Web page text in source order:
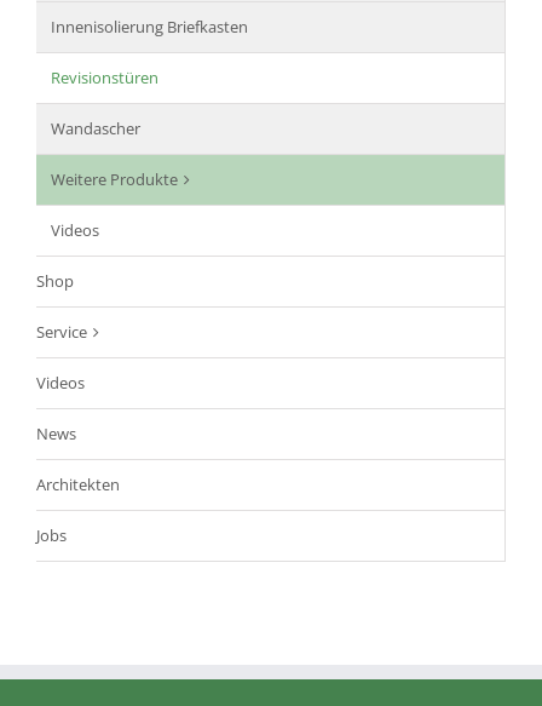
Innenisolierung Briefkasten
Revisionstüren
Wandascher
Weitere Produkte
Videos
Shop
Service
Videos
News
Architekten
Jobs